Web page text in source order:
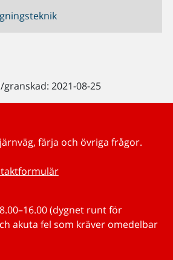
2021-08-25
färja och övriga frågor.
(dygnet runt för
akuta fel som kräver omedelbar